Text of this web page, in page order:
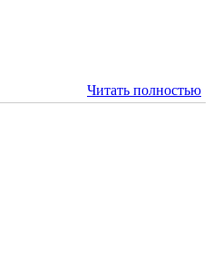
Читать полностью